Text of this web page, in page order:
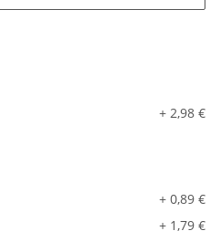
+ 2,98 €
+ 0,89 €
+ 1,79 €